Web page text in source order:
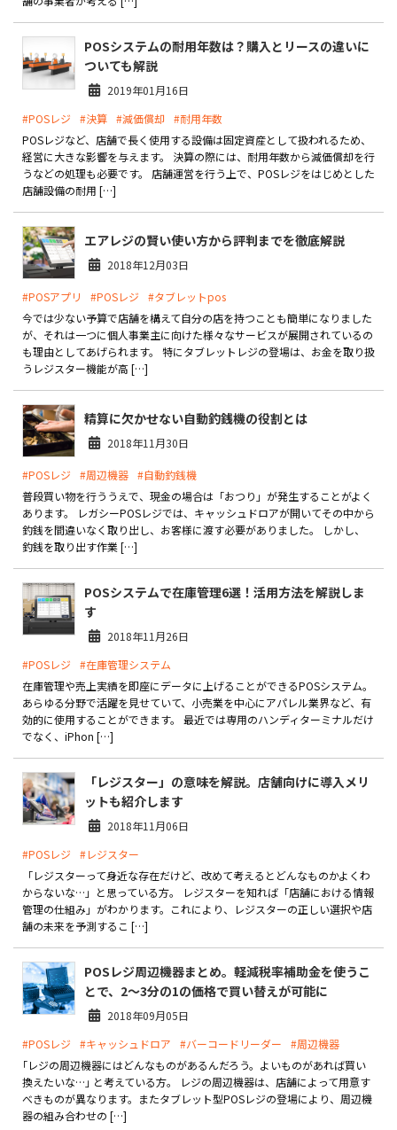
POSシステムの耐用年数は？購入とリースの違いに
ついても解説
2019年01月16日
#POSレジ
#決算 #減価償却
#耐用年数
POSレジなど、店舗で長く使用する設備は固定資産として扱われるため、
経営に大きな影響を与えます。 決算の際には、耐用年数から減価償却を行
うなどの処理も必要です。 店舗運営を行う上で、POSレジをはじめとした
店舗設備の耐用 […]
エアレジの賢い使い方から評判までを徹底解説
2018年12月03日
#POSアプリ #POSレジ
#タブレットpos
今では少ない予算で店舗を構えて自分の店を持つことも簡単になりました
が、それは一つに個人事業主に向けた様々なサービスが展開されているの
も理由としてあげられます。 特にタブレットレジの登場は、お金を取り扱
うレジスター機能が高 […]
精算に欠かせない自動釣銭機の役割とは
2018年11月30日
#POSレジ #周辺機器 #自動釣銭機
普段買い物を行ううえで、現金の場合は「おつり」が発生することがよく
あります。 レガシーPOSレジでは、キャッシュドロアが開いてその中から
釣銭を間違いなく取り出し、お客様に渡す必要がありました。 しかし、
釣銭を取り出す作業 […]
POSシステムで在庫管理6選！活用方法を解説しま
す
2018年11月26日
#POSレジ
#在庫管理システム
在庫管理や売上実績を即座にデータに上げることができるPOSシステム。
あらゆる分野で活躍を見せていて、小売業を中心にアパレル業界など、有
効的に使用することができます。 最近では専用のハンディターミナルだけ
でなく、iPhon […]
「レジスター」の意味を解説。店舗向けに導入メリ
ットも紹介します
2018年11月06日
#POSレジ
#レジスター
「レジスターって身近な存在だけど、改めて考えるとどんなものかよくわ
からないな…」と思っている方。 レジスターを知れば「店舗における情報
管理の仕組み」がわかります。これにより、レジスターの正しい選択や店
舗の未来を予測するこ […]
POSレジ周辺機器まとめ。軽減税率補助金を使うこ
とで、2〜3分の1の価格で買い替えが可能に
2018年09月05日
#POSレジ
#キャッシュドロア #バーコードリーダー
#周辺機器
｢レジの周辺機器にはどんなものがあるんだろう。よいものがあれば買い
換えたいな…｣ と考えている方。 レジの周辺機器は、店舗によって用意す
べきものが異なります。またタブレット型POSレジの登場により、周辺機
器の組み合わせの […]